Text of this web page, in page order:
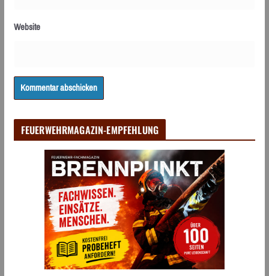
Website
FEUERWEHRMAGAZIN-EMPFEHLUNG